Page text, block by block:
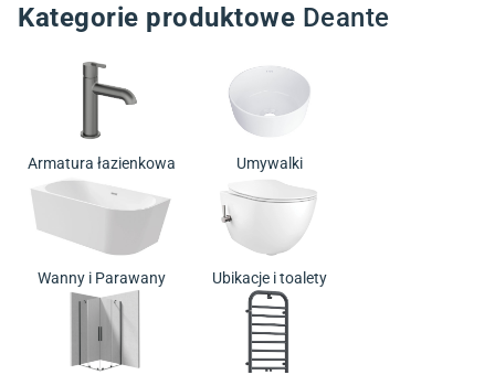
Kategorie produktowe Deante
Armatura łazienkowa Umywalki
Wanny i Parawany Ubikacje i toalety